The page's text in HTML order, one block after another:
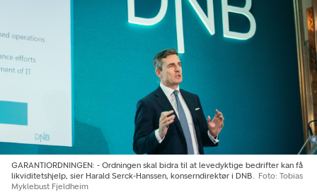
GARANTIORDNINGEN: - Ordningen skal bidra til at levedyktige bedrifter kan få
likviditetshjelp, sier Harald Serck-Hanssen, konserndirektør i DNB.
Foto: Tobias
Myklebust Fjeldheim